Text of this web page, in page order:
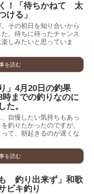
！「待ちかねて 太
る」
その初日を知り合いから
。待ちに待ったチャンス
しみたいと思っていま
を読む
」4月20日の釣果
までの釣りなのに
た。
自慢したい気持ちもあっ
釣りたかったのですが、
て、朝起きるのが遅くな
を読む
釣り出来ず」和歌
ビキ釣り